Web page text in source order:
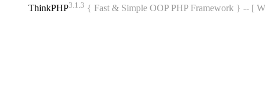
ThinkPHP3.1.3 { Fast & Simple OOP PHP Framework } -- [